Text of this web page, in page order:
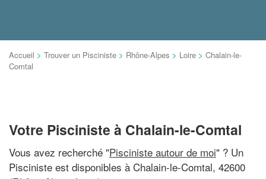
Accueil > Trouver un Pisciniste > Rhône-Alpes > Loire > Chalain-le-
Comtal
Votre Pisciniste à Chalain-le-Comtal
Vous avez recherché "Pisciniste autour de moi" ? Un
Pisciniste est disponibles à Chalain-le-Comtal, 42600